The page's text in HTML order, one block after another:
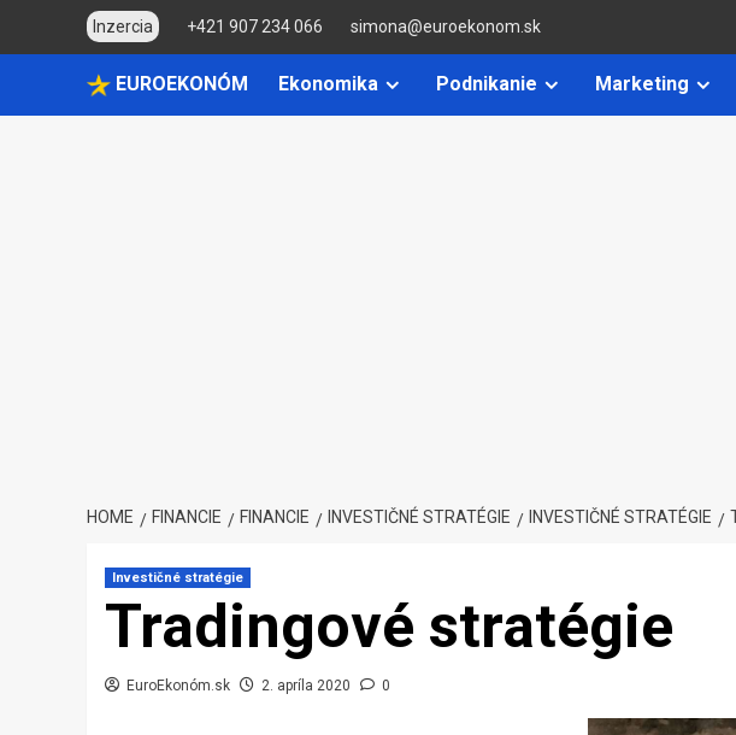
Inzercia +421 907 234 066 simona@euroekonom.sk
EUROEKONÓM Ekonomika Podnikanie Marketing
HOME FINANCIE FINANCIE INVESTIČNÉ STRATÉGIE INVESTIČNÉ STRATÉGIE
Investičné stratégie
Tradingové stratégie
EuroEkonóm.sk 2. apríla 2020 0